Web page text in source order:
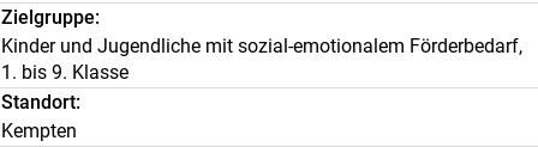
Zielgruppe
Kinder und Jugendliche mit sozial-emotionalem Förderbedarf,
1. bis 9. Klasse
Standort
Kempten